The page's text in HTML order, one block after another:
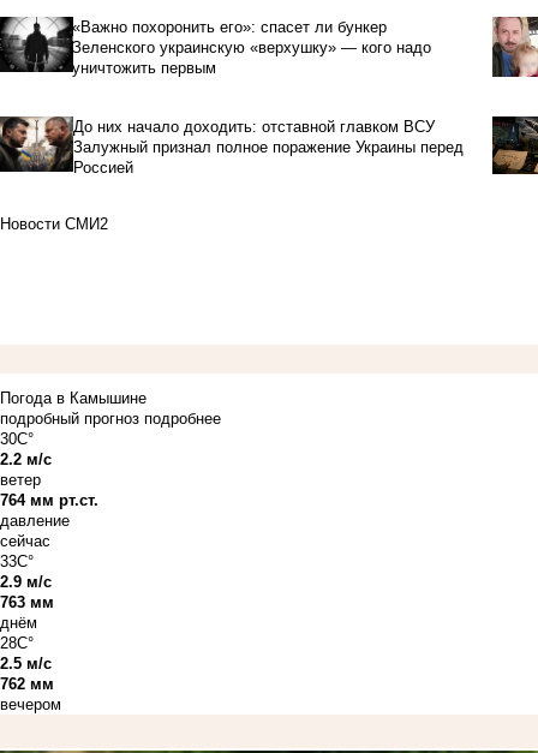
«Важно похоронить его»: спасет ли бункер
Зеленского украинскую «верхушку» — кого надо
уничтожить первым
До них начало доходить: отставной главком ВСУ
Залужный признал полное поражение Украины перед
Россией
Новости СМИ2
Погода в Камышине
подробный прогноз подробнее
30C°
2.2 м/с
ветер
764 мм рт.ст.
давление
сейчас
33C°
2.9 м/с
763 мм
днём
28C°
2.5 м/с
762 мм
вечером